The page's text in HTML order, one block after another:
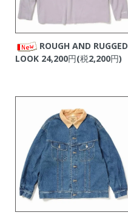
ROUGH AND RUGGED
LOOK 24,200円(税2,200円)